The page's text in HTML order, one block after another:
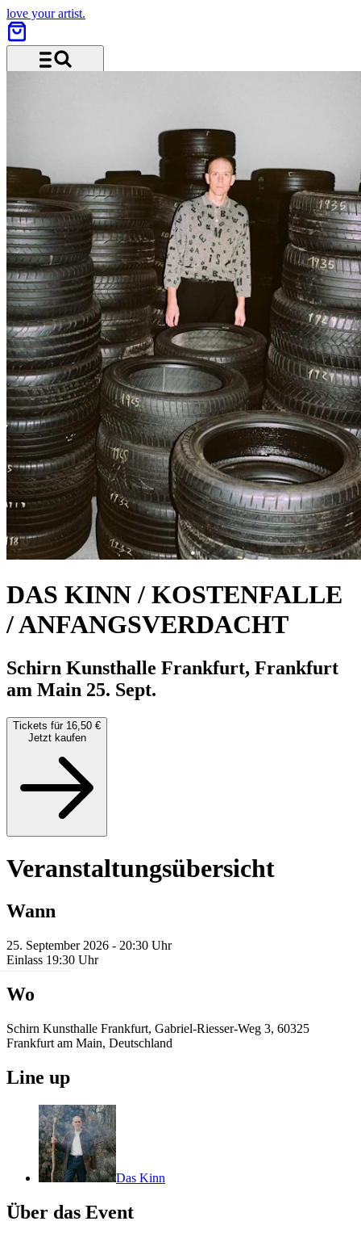
love your artist.
DAS KINN / KOSTENFALLE
/ ANFANGSVERDACHT
Schirn Kunsthalle Frankfurt, Frankfurt
am Main 25. Sept.
Tickets für 16,50 €
Jetzt kaufen
Veranstaltungsübersicht
Wann
25. September 2026 - 20:30 Uhr
Einlass 19:30 Uhr
Wo
Schirn Kunsthalle Frankfurt, Gabriel-Riesser-Weg 3, 60325
Frankfurt am Main, Deutschland
Line up
Das Kinn
Über das Event